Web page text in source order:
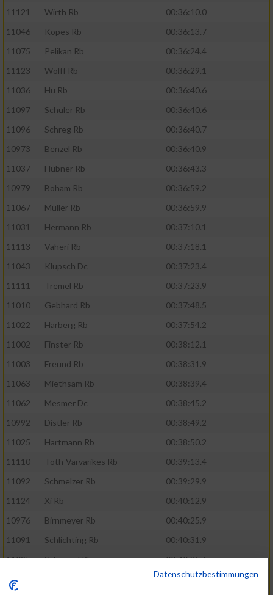
11121
Wirth Rb
00:36:10.0
11046
Kopes Rb
00:36:13.7
11075
Pelikan Rb
00:36:24.4
11123
Wolff Rb
00:36:29.1
11036
Hu Rb
00:36:40.6
11097
Schuler Rb
00:36:40.6
11096
Schreg Rb
00:36:40.7
10973
Benzel Rb
00:36:40.9
11037
Hübner Rb
00:36:43.3
10979
Boham Rb
00:36:59.2
11067
Müller Rb
00:36:59.9
11031
Hermann Rb
00:37:10.1
11113
Vaheri Rb
00:37:18.1
11043
Klupsch Dc
00:37:23.4
11111
Tremel Rb
00:37:23.9
11010
Gebhard Rb
00:37:48.5
11022
Harberg Rb
00:37:54.2
11002
Finster Rb
00:38:12.1
11003
Freund Rb
00:38:31.9
11063
Miethsam Rb
00:38:39.4
11062
Mesmer Dc
00:38:45.2
10992
Distler Rb
00:38:49.2
11025
Hartmann Rb
00:38:50.2
11110
Toth-Varvarikes Rb
00:39:13.4
11092
Schmelzer Rb
00:39:29.9
11124
Xi Rb
00:40:12.9
10976
Birnmeyer Rb
00:40:25.9
11091
Schlichting Rb
00:40:31.9
11095
Schoppel Rb
00:40:35.4
11107
00:41:03.7
Datenschutzbestimmungen